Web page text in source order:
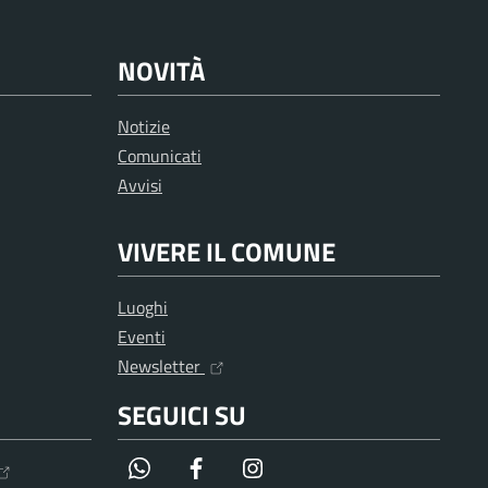
NOVITÀ
Notizie
Comunicati
Avvisi
VIVERE IL COMUNE
Luoghi
Eventi
Newsletter
SEGUICI SU
WhatsApp Facebook